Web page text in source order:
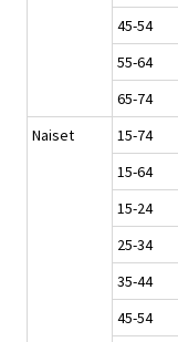
45-54
55-64
65-74
Naiset
15-74
15-64
15-24
25-34
35-44
45-54